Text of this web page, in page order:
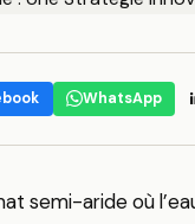
WhatsApp
semi-aride où